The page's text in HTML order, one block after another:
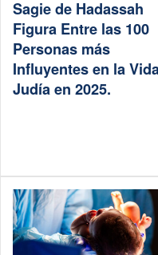
Sagie de Hadassah
Figura Entre las 100
Personas más
Influyentes en la
Judía en 2025.